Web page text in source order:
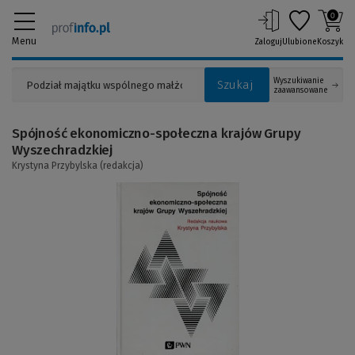
Menu
Szukaj
Wyszukiwanie
zaawansowane
ZalogujUlubione
0
Koszyk
Spójność ekonomiczno-społeczna krajów Grupy
Wyszechradzkiej
Krystyna Przybylska (redakcja)